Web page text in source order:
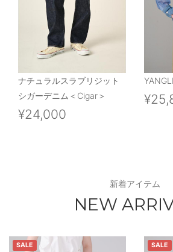
ナチュラルスラブリジット
シガーデニム＜Cigar＞
¥24,000
新着アイテム
NEW
SALE SALE